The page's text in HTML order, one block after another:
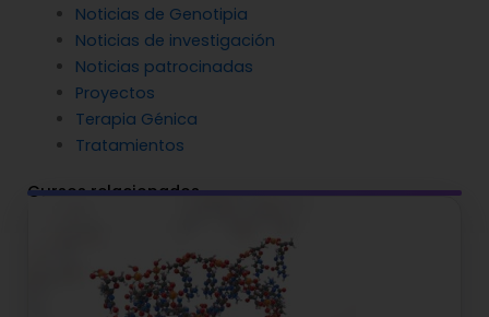
Noticias de Genotipia
Noticias de investigación
Noticias patrocinadas
Proyectos
Terapia Génica
Tratamientos
Cursos relacionados